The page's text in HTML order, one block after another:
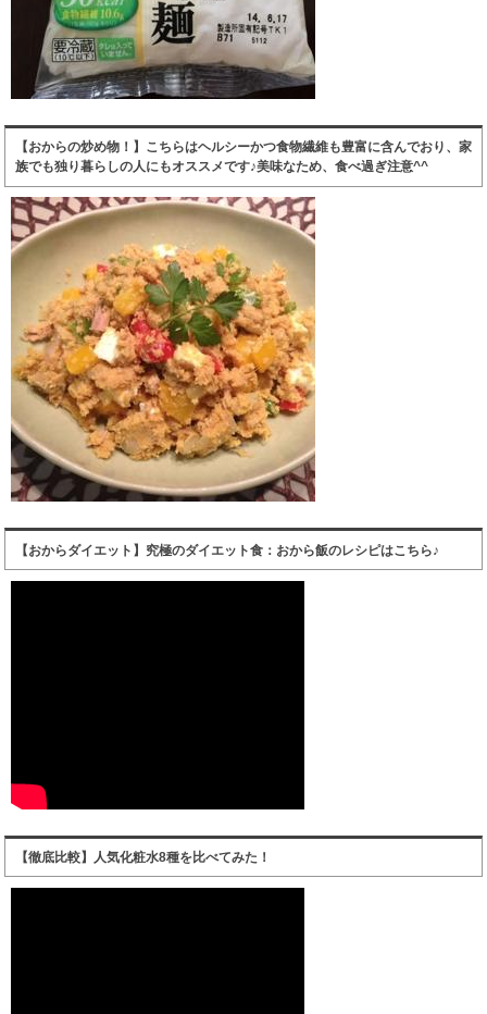
【おからの炒め物！】こちらはヘルシーかつ食物繊維も豊富に含んでおり、家
族でも独り暮らしの人にもオススメです♪美味なため、食べ過ぎ注意^^
【おからダイエット】究極のダイエット食：おから飯のレシピはこちら♪
【徹底比較】人気化粧水8種を比べてみた！